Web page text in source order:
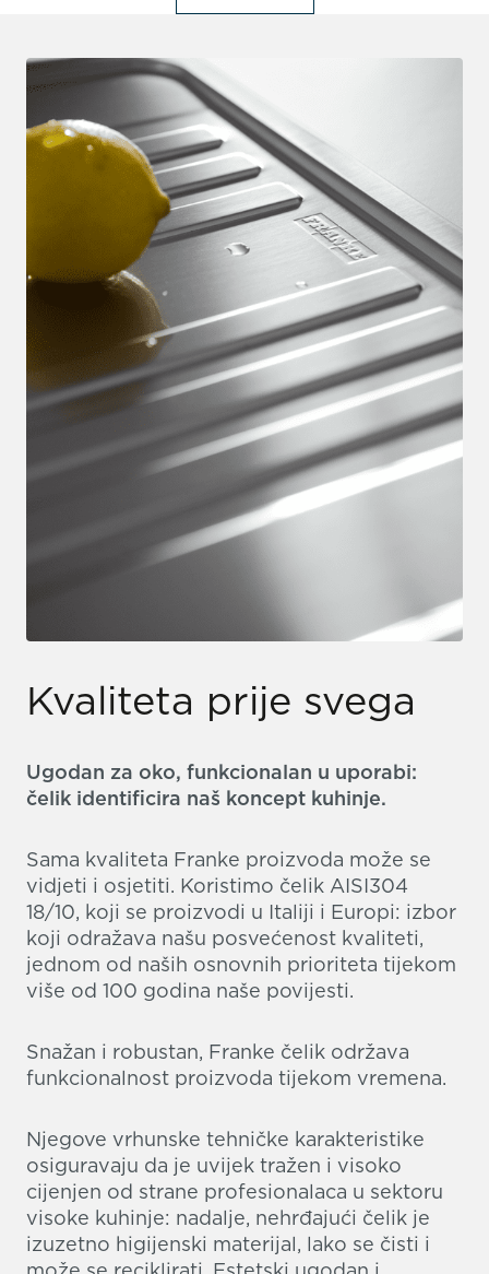
Kvaliteta prije svega
Ugodan za oko, funkcionalan u uporabi:
čelik identificira naš koncept kuhinje.
Sama kvaliteta Franke proizvoda može se
vidjeti i osjetiti. Koristimo čelik AISI304
18/10, koji se proizvodi u Italiji i Europi: izbor
koji odražava našu posvećenost kvaliteti,
jednom od naših osnovnih prioriteta tijekom
više od 100 godina naše povijesti.
Snažan i robustan, Franke čelik održava
funkcionalnost proizvoda tijekom vremena.
Njegove vrhunske tehničke karakteristike
osiguravaju da je uvijek tražen i visoko
cijenjen od strane profesionalaca u sektoru
visoke kuhinje: nadalje, nehrđajući čelik je
izuzetno higijenski materijal, lako se čisti i